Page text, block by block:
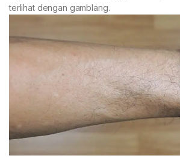
terlihat dengan gamblang.